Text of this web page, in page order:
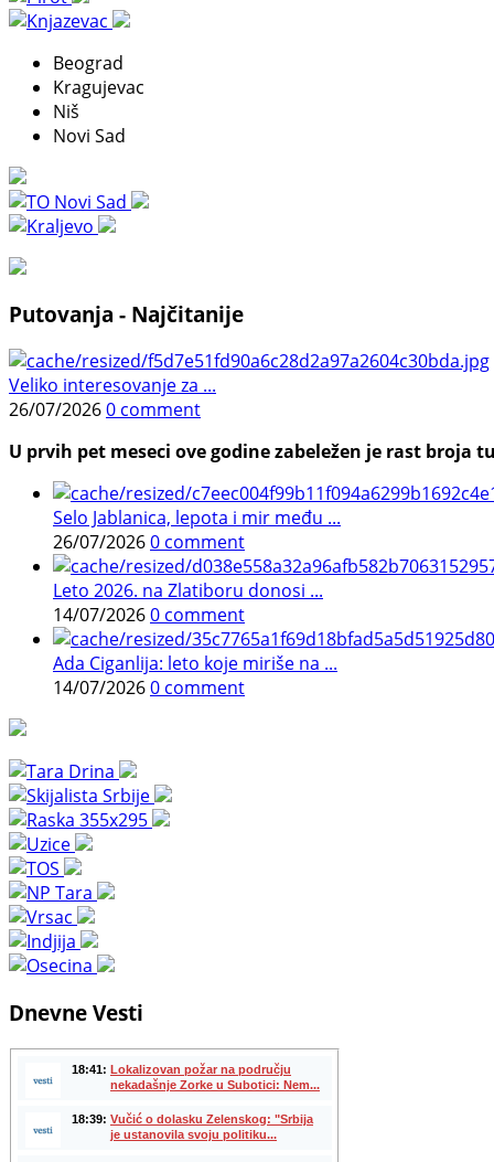
Beograd
Kragujevac
Niš
Novi Sad
Putovanja - Najčitanije
Veliko interesovanje za ...
26/07/20260 comment
U prvih pet meseci ove godine zabeležen je rast
Selo Jablanica, lepota i mir među ...
26/07/20260 comment
Leto 2026. na Zlatiboru donosi ...
14/07/20260 comment
Ada Ciganlija: leto koje miriše na ...
14/07/20260 comment
Dnevne Vesti